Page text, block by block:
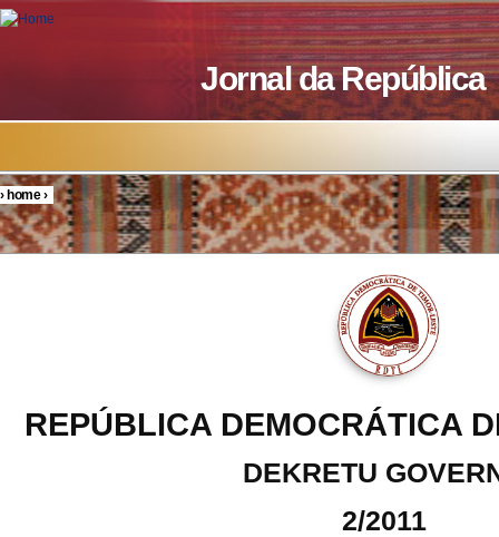
Skip to main content
Jornal da República
You are here
›home›
REPÚBLICA DEMOCRÁTICA
DEKRETU
2/2011